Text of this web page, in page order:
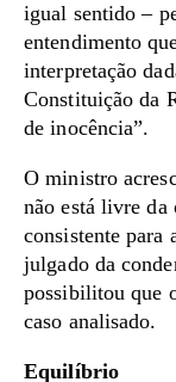
igual sentido –
entendimento
interpretação
Constituição da
de inocência”.
O ministro
não está livre da
consistente para
julgado da
possibilitou que
caso analisado.
Equilíbrio